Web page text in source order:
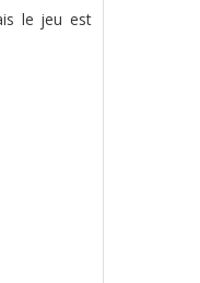
le jeu est